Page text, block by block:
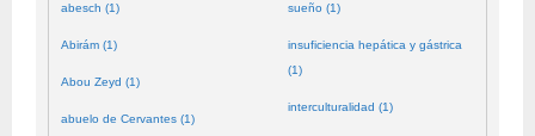
abesch (1)
Abirám (1)
Abou Zeyd (1)
abuelo de Cervantes (1)
sueño (1)
insuficiencia hepática y gástrica
(1)
interculturalidad (1)